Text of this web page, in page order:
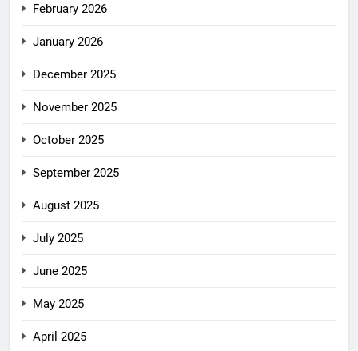
February 2026
January 2026
December 2025
November 2025
October 2025
September 2025
August 2025
July 2025
June 2025
May 2025
April 2025